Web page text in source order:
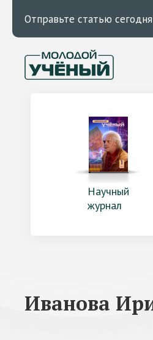
Отправьте статью
Научный
журнал
Иванова